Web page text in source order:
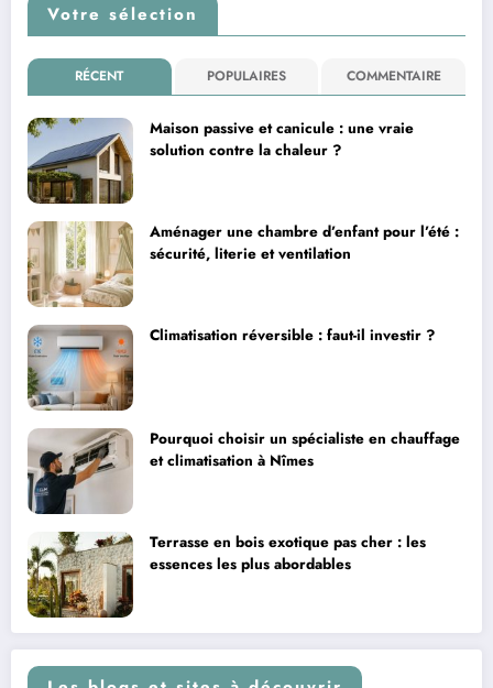
Votre sélection
RÉCENT POPULAIRES COMMENTAIRE
Maison passive et canicule : une vraie
solution contre la chaleur ?
Aménager une chambre d’enfant pour l’été :
sécurité, literie et ventilation
Climatisation réversible : faut-il investir ?
Pourquoi choisir un spécialiste en chauffage
et climatisation à Nîmes
Terrasse en bois exotique pas cher : les
essences les plus abordables